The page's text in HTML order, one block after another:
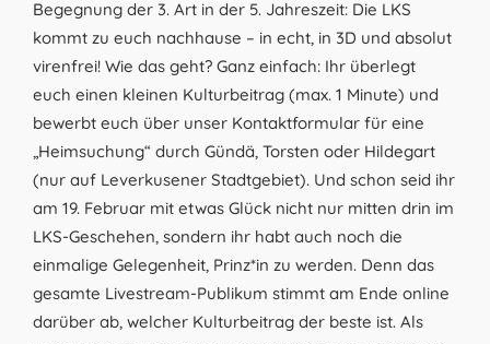
Begegnung der 3. Art in der 5. Jahreszeit: Die LKS
kommt zu euch nachhause – in echt, in 3D und absolut
virenfrei! Wie das geht? Ganz einfach: Ihr überlegt
euch einen kleinen Kulturbeitrag (max. 1 Minute) und
bewerbt euch über unser Kontaktformular für eine
„Heimsuchung“ durch Gündä, Torsten oder Hildegart
(nur auf Leverkusener Stadtgebiet). Und schon seid ihr
am 19. Februar mit etwas Glück nicht nur mitten drin im
LKS-Geschehen, sondern ihr habt auch noch die
einmalige Gelegenheit, Prinz*in zu werden. Denn das
gesamte Livestream-Publikum stimmt am Ende online
darüber ab, welcher Kulturbeitrag der beste ist. Als